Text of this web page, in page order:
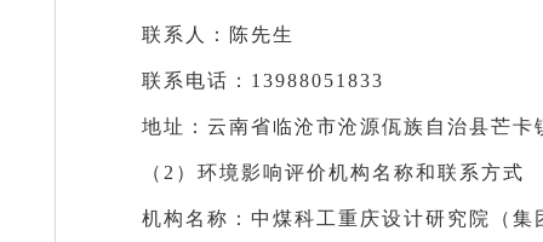
联系人：陈先生
联系电话：13988051833
地址：云南省临沧市沧源佤族自治县芒卡
（2）环境影响评价机构名称和联系方式
机构名称：中煤科工重庆设计研究院（集